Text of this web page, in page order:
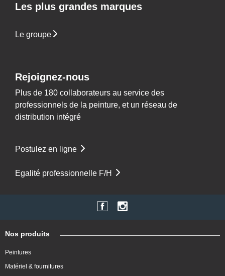
Les plus grandes marques
Le groupe
Rejoignez-nous
Plus de 180 collaborateurs au service des
professionnels de la peinture, et un réseau de
distribution intégré
Postulez en ligne
Egalité professionnelle F/H
Nos produits
Peintures
Matériel & fournitures